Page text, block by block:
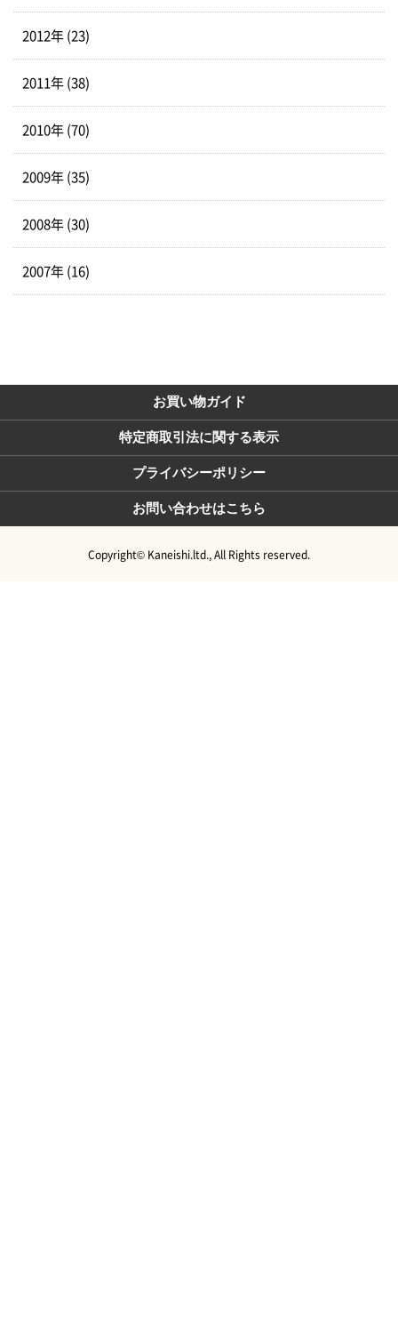
2012年 (23)
2011年 (38)
2010年 (70)
2009年 (35)
2008年 (30)
2007年 (16)
お買い物ガイド
特定商取引法に関する表示
プライバシーポリシー
お問い合わせはこちら
Copyright© Kaneishi.ltd., All Rights reserved.